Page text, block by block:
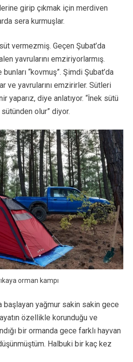
girip çıkmak için merdiven
sera kurmuşlar.
vermezmiş. Geçen Şubat’da
yavrularını emziriyorlarmış.
“kovmuş”. Şimdi Şubat’da
ve yavrularını emzirirler. Sütleri
yaparız, diye anlatıyor. “İnek sütü
olur” diyor.
orman kampı
başlayan yağmur sakin sakin gece
özellikle korunduğu ve
bir ormanda gece farklı hayvan
Halbuki bir kaç kez